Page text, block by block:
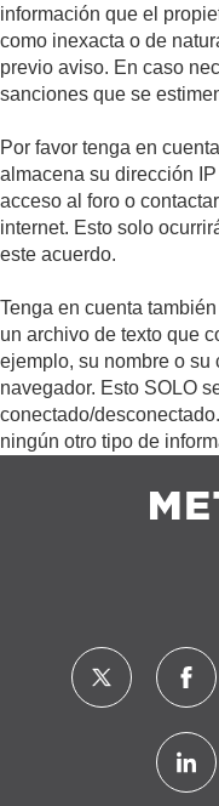
información que el
como inexacta o de
previo aviso. En caso
sanciones que se
Por favor tenga en
almacena su dirección
acceso al foro o
internet. Esto solo
este acuerdo.
Tenga en cuenta
un archivo de texto que
ejemplo, su nombre o su
navegador. Esto SOLO
conectado/
ningún otro tipo de